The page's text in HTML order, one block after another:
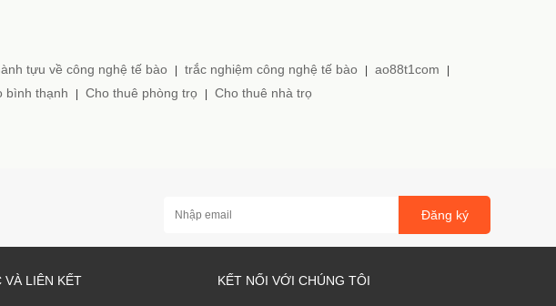
tựu về công nghệ tế bào trắc nghiệm công nghệ tế bào ao88t1com
bình thạnh Cho thuê phòng trọ Cho thuê nhà trọ
Đăng ký
VÀ LIÊN KẾT KẾT NỐI VỚI CHÚNG TÔI